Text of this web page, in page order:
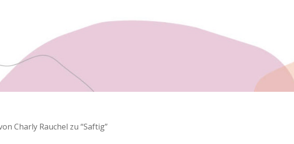
Charly Rauchel zu “Saftig”